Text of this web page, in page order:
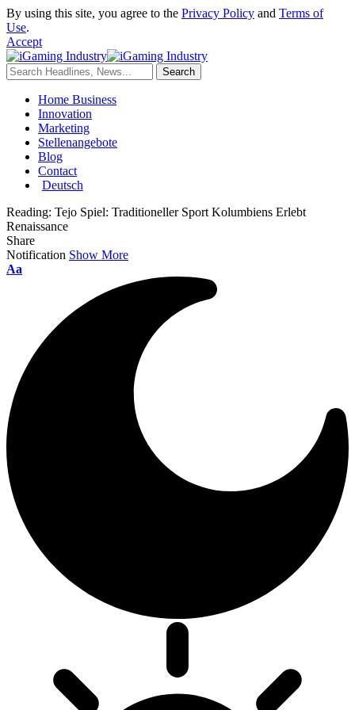
By using this site, you agree to the Privacy Policy and Terms of
Use.
Accept
Home Business
Innovation
Marketing
Stellenangebote
Blog
Contact
Deutsch
Reading: Tejo Spiel: Traditioneller Sport Kolumbiens Erlebt
Renaissance
Share
Notification Show More
Aa